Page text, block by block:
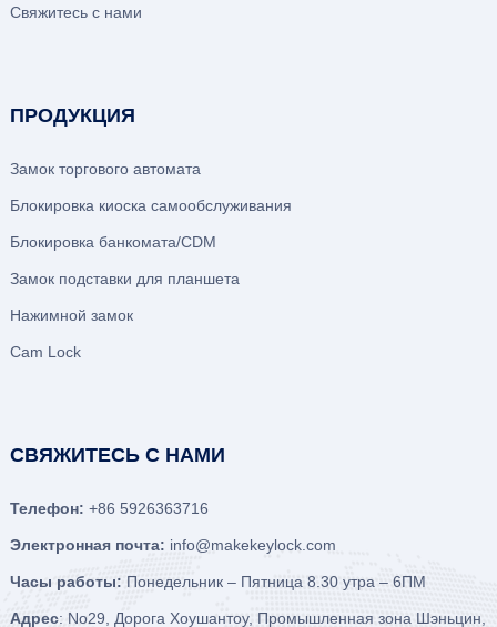
Свяжитесь с нами
ПРОДУКЦИЯ
Замок торгового автомата
Блокировка киоска самообслуживания
Блокировка банкомата/CDM
Замок подставки для планшета
Нажимной замок
Cam Lock
СВЯЖИТЕСЬ С НАМИ
Телефон: +86 5926363716
Электронная почта: info@makekeylock.com
Часы работы: Понедельник – Пятница 8.30 утра – 6ПМ
Адрес: No29, Дорога Хоушантоу, Промышленная зона Шэньцин,